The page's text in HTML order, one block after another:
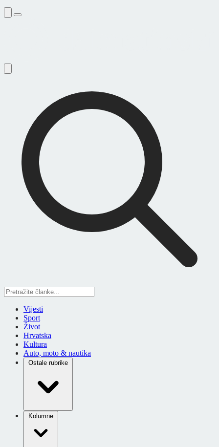
Vijesti
Sport
Život
Hrvatska
Kultura
Auto, moto & nautika
Ostale rubrike
Kolumne